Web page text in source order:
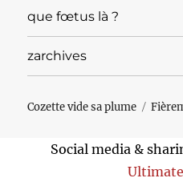
que fœtus là ?
zarchives
Cozette vide sa plume
Social media &